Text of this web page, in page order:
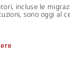
incluse le
sono oggi al